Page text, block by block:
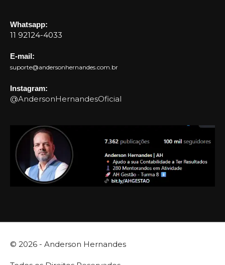
Whatsapp:
11 92124-4033
E-mail:
suporte@andersonhernandes.com.br
Instagram:
@AndersonHernandesOficial
© 2026 - Anderson Hernandes